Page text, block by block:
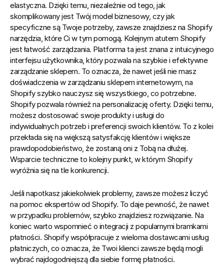
elastyczna. Dzięki temu, niezależnie od tego, jak
skomplikowany jest Twój model biznesowy, czy jak
specyficzne są Twoje potrzeby, zawsze znajdziesz na Shopify
narzędzia, które Ci w tym pomogą. Kolejnym atutem Shopify
jest łatwość zarządzania. Platforma ta jest znana z intuicyjnego
interfejsu użytkownika, który pozwala na szybkie i efektywne
zarządzanie sklepem. To oznacza, że nawet jeśli nie masz
doświadczenia w zarządzaniu sklepem internetowym, na
Shopify szybko nauczysz się wszystkiego, co potrzebne.
Shopify pozwala również na personalizację oferty. Dzięki temu,
możesz dostosować swoje produkty i usługi do
indywidualnych potrzeb i preferencji swoich klientów. To z kolei
przekłada się na większą satysfakcję klientów i większe
prawdopodobieństwo, że zostaną oni z Tobą na dłużej.
Wsparcie techniczne to kolejny punkt, w którym Shopify
wyróżnia się na tle konkurencji.
Jeśli napotkasz jakiekolwiek problemy, zawsze możesz liczyć
na pomoc ekspertów od Shopify. To daje pewność, że nawet
w przypadku problemów, szybko znajdziesz rozwiązanie. Na
koniec warto wspomnieć o integracji z popularnymi bramkami
płatności. Shopify współpracuje z wieloma dostawcami usług
płatniczych, co oznacza, że Twoi klienci zawsze będą mogli
wybrać najdogodniejszą dla siebie formę płatności.